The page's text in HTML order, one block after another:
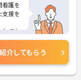
看護を
支援を
れてお
してい
土日
り、
す。ま
される
紹介してもらう